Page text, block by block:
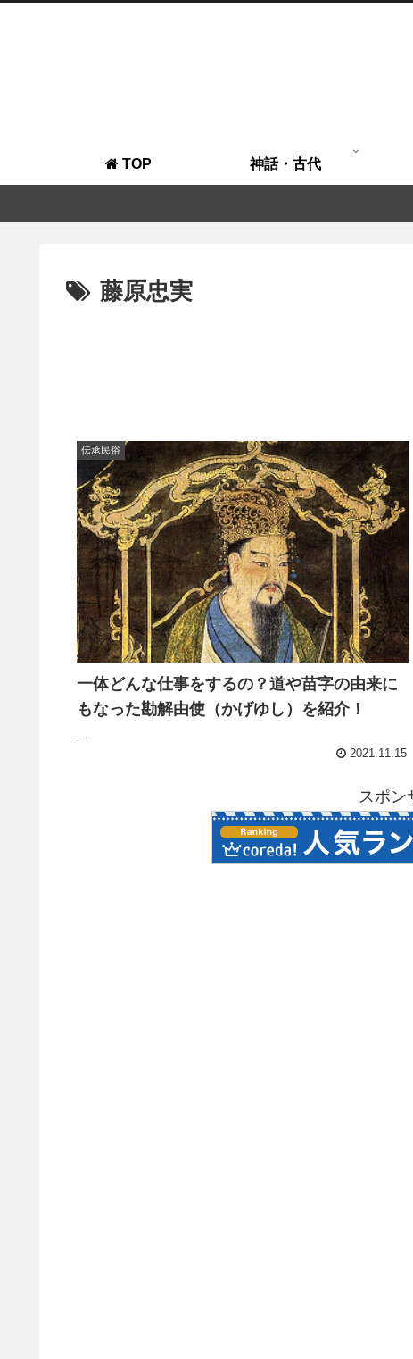
TOP 神話・古代
藤原忠実
伝承民俗
一体どんな仕事をするの？道や苗字の由来に
もなった勘解由使（かげゆし）を紹介！
2021.11.15
スポン